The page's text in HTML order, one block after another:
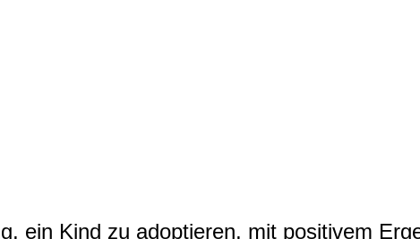
ein Kind zu adoptieren, mit positivem